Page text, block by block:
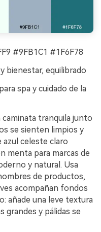
#9FB1C1 #1F6F78
bienestar, equilibrado
spa y cuidado de la
caminata tranquila junto
se sienten limpios y
azul celeste claro
menta para marcas de
y natural. Usa
de productos,
acompañan fondos
añade una leve textura
grandes y pálidas se